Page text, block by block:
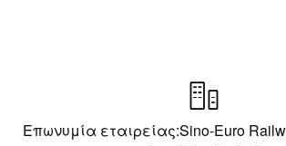

Επωνυμία εταιρείας:Sino-Euro